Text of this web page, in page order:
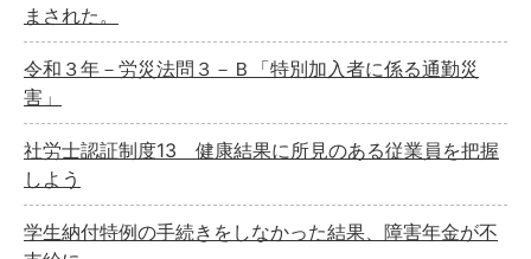
まされた。
令和３年－労災法問３－Ｂ「特別加入者に係る通勤災
害」
社労士認証制度13 健康結果に所見のある従業員を把握
しよう
学生納付特例の手続きをしなかった結果、障害年金が不